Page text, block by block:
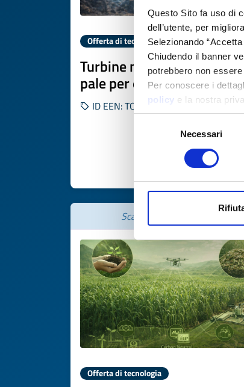
Questo Sito fa uso di
dell’utente, per
Selezionando
Chiudendo il banner
potrebbero non
Per conoscere i
policy e la nostra
Necessari
Offerta di tecnologia
Turbine mareomotrici
pale per energia continua
ID EEN: TOGB20251118014
Scade il 09 dicembre 2026
Offerta di tecnologia